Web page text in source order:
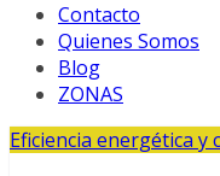
Contacto
Quienes Somos
Blog
ZONAS
Eficiencia energética y